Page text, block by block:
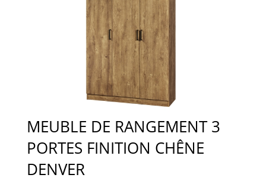
MEUBLE DE RANGEMENT 3
PORTES FINITION CHÊNE
DENVER